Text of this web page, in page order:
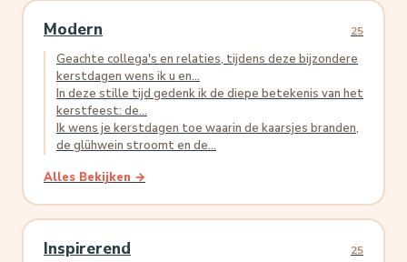
Modern 25
Geachte collega's en relaties, tijdens deze bijzondere
kerstdagen wens ik u en...
In deze stille tijd gedenk ik de diepe betekenis van het
kerstfeest: de...
Ik wens je kerstdagen toe waarin de kaarsjes branden,
de glühwein stroomt en de...
Alles Bekijken →
Inspirerend 25